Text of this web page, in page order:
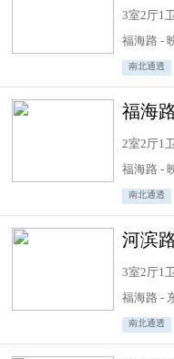
3室2厅1
福海路 -
南北通透
2室2厅1
福海路 -
南北通透
3室2厅1
福海路 -
南北通透